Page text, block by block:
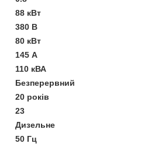
88 кВт
380 В
80 кВт
145 А
110 кВА
Безперервний
20 років
23
Дизельне
50 Гц